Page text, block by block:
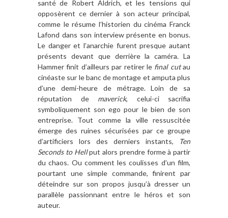
santé de Robert Aldrich, et les tensions qui
opposèrent ce dernier à son acteur principal,
comme le résume l’historien du cinéma Franck
Lafond dans son interview présente en bonus.
Le danger et l’anarchie furent presque autant
présents devant que derrière la caméra. La
Hammer finit d’ailleurs par retirer lefinal cutau
cinéaste sur le banc de montage et amputa plus
d’une demi-heure de métrage. Loin de sa
réputation de maverick, celui-cisacrifia
symboliquement son ego pour le bien de son
entreprise. Tout comme la ville ressuscitée
émerge des ruines sécurisées par ce groupe
d’artificiers lors des derniers instants,
Ten
Seconds to Hellput alors prendre formeà partir
du chaos. Ou comment les coulisses d’un film,
pourtant une simple commande, finirent par
déteindre sur son propos jusqu’à dresser un
parallèle passionnant entre le héros et son
auteur.